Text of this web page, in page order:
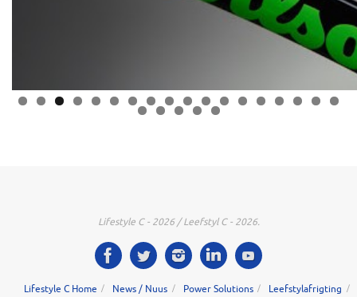
0 1 2 3 4 5 6 7 8
9 0 1 2 3
Lifestyle C - 2026 / Leefstyl C - 2026.
Lifestyle C Home News / Nuus Power Solutions Leefstylafrigting